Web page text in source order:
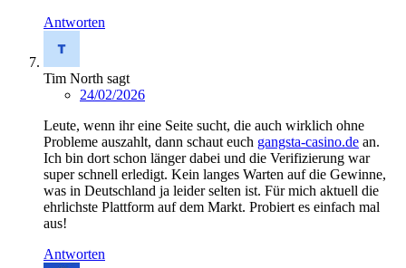
Antworten
Tim North sagt
24/02/2026
Leute, wenn ihr eine Seite sucht, die auch wirklich ohne
Probleme auszahlt, dann schaut euch gangsta-casino.de an.
Ich bin dort schon länger dabei und die Verifizierung war
super schnell erledigt. Kein langes Warten auf die Gewinne,
was in Deutschland ja leider selten ist. Für mich aktuell die
ehrlichste Plattform auf dem Markt. Probiert es einfach mal
aus!
Antworten